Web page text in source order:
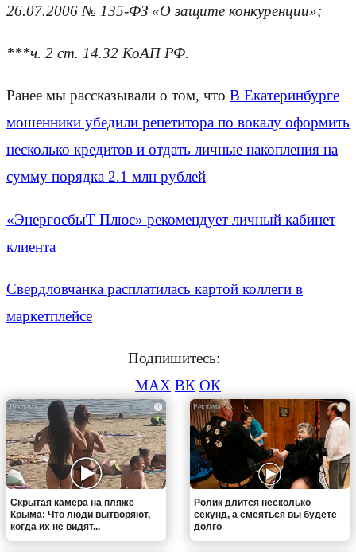
26.07.2006 № 135-ФЗ «О защите конкуренции»;
***ч. 2 ст. 14.32 КоАП РФ.
Ранее мы рассказывали о том, что В Екатеринбурге
мошенники убедили репетитора по вокалу оформить
несколько кредитов и отдать личные накопления на
сумму порядка 2.1 млн рублей
«ЭнергосбыТ Плюс» рекомендует личный кабинет
клиента
Свердловчанка расплатилась картой коллеги в
маркетплейсе
Подпишитесь:
MAX ВК ОК
i
Скрытая камера на пляже
Крыма: Что люди вытворяют,
когда их не видят...
i
Ролик длится несколько
секунд, а смеяться вы будете
долго